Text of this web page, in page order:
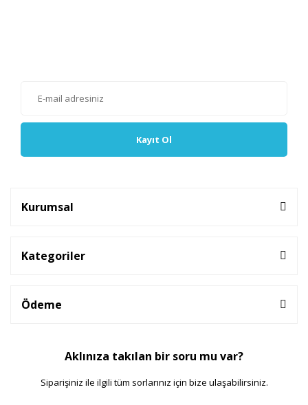
Kayıt Ol
Kurumsal
Kategoriler
Ödeme
Aklınıza takılan bir soru mu var?
Siparişiniz ile ilgili tüm sorlarınız için bize ulaşabilirsiniz.